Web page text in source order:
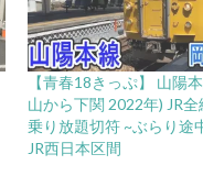
【青春18きっぷ】 山陽
山から下関 2022年) JR
乗り放題切符 ~ぶらり途
JR西日本区間